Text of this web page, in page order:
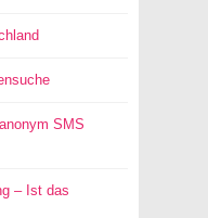
SMS
– Ist das